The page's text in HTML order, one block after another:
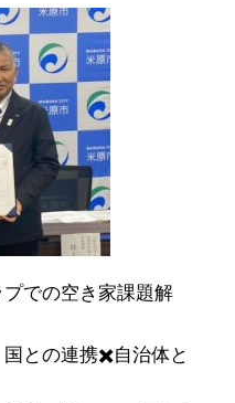
での空き家課題解
との連携✖️自治体と